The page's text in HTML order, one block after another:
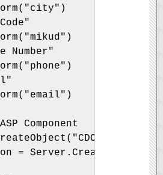
Number"
Component
= Server.CreateObject